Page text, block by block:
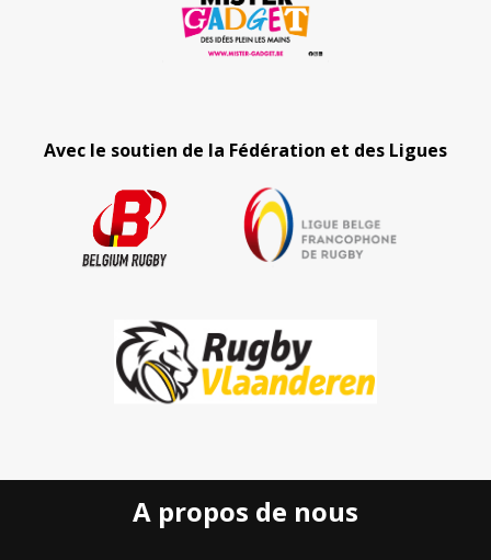
Avec le soutien de la Fédération et des Ligues
A propos de nous